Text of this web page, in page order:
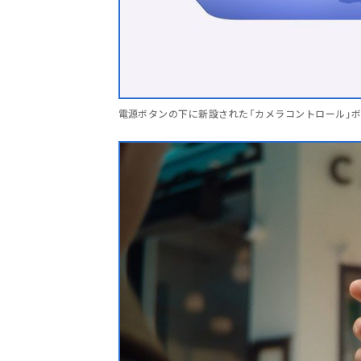
電源ボタンの下に新設された「カメラコントロール」